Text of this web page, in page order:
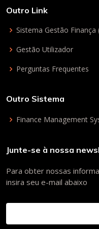
Outro Link
Sistema Gestão Finança
Gestão Utilizador
Perguntas Frequentes
Outro Sistema
Finance Management
Junte-se à nossa
Para obter nossas
insira seu e-mail abaixo